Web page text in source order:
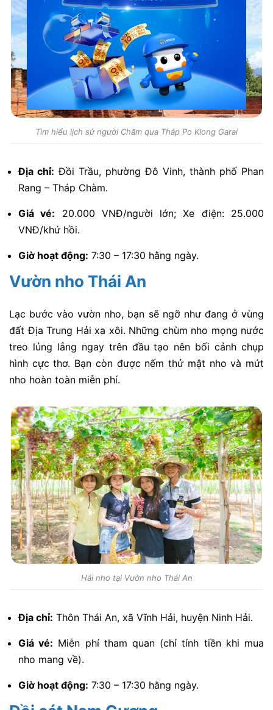
Tìm hiểu lịch sử người Chăm qua Tháp Po Klong Garai
Địa chỉ: Đồi Trầu, phường Đô Vinh, thành phố Phan
Rang – Tháp Chàm.
Giá vé: 20.000 VNĐ/người lớn; Xe điện: 25.000
VNĐ/khứ hồi.
Giờ hoạt động: 7:30 – 17:30 hằng ngày.
Vườn nho Thái An
Lạc bước vào vườn nho, bạn sẽ ngỡ như đang ở vùng
đất Địa Trung Hải xa xôi. Những chùm nho mọng nước
treo lủng lẳng ngay trên đầu tạo nên bối cảnh chụp
hình cực thơ. Bạn còn được nếm thử mật nho và mứt
nho hoàn toàn miễn phí.
Hái nho tại Vườn nho Thái An
Địa chỉ: Thôn Thái An, xã Vĩnh Hải, huyện Ninh Hải.
Giá vé: Miễn phí tham quan (chỉ tính tiền khi mua
nho mang về).
Giờ hoạt động: 7:30 – 17:30 hằng ngày.